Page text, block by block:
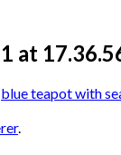
at
blue teapot with
.